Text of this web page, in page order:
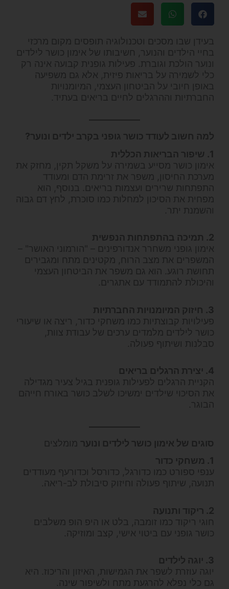
בעידן שבו מסכים וטכנולוגיה תופסים מקום מרכזי
בחיי הילדים והנוער, חשיבותו של אימון כושר לילדים
ונוער הולכת וגוברת. פעילות גופנית קבועה אינה רק
כלי לשמירה על בריאות פיזית, אלא גם משפיעה
באופן חיובי על הביטחון העצמי, המיומנויות
החברתיות וההרגלים לחיים בריאים בעתיד.
למה חשוב לעודד כושר גופני בקרב ילדים ונוער?
1. שיפור הבריאות הכללית
אימון כושר מסייע בשמירה על משקל תקין, מחזק את
מערכת החיסון, משפר את זרימת הדם ומעודד
התפתחות שרירים ועצמות בריאים. בנוסף, הוא
מפחית את הסיכון למחלות כמו סוכרת, לחץ דם גבוה
והשמנת יתר.
2. תמיכה בהתפתחות הנפשית
אימון גופני משחרר אנדורפינים – "הורמוני האושר" –
המשפרים את מצב הרוח, מקטינים מתח ומגבירים
תחושת רוגע. הוא גם משפר את הביטחון העצמי
והיכולת להתמודד עם אתגרים.
3. חיזוק המיומנויות החברתיות
פעילויות קבוצתיות כמו משחקי כדור, ריצה או שיעורי
כושר לילדים מלמדים ערכים של עבודת צוות,
סבלנות ושיתוף פעולה.
4. יצירת הרגלים בריאים
הקניית הרגלים לפעילות גופנית בגיל צעיר מגדילה
את הסיכוי שילדים ימשיכו לשלב כושר באורח חייהם
הבוגר.
סוגים של אימון כושר לילדים ונוער מומלצים
1. משחקי כדור
ענפי ספורט כמו כדורגל, כדורסל וכדורעף מעודדים
תנועה, שיתוף פעולה וחיזוק סיבולת לב-ריאה.
2. ריקוד ותנועה
חוגי ריקוד כמו זומבה, בלט או היפ הופ משלבים
כושר גופני עם ביטוי אישי, קצב ומוזיקה.
3. יוגה לילדים
יוגה עוזרת לשפר את הגמישות, האיזון והריכוז. היא
גם כלי נפלא להרגעת מתח ולשיפור שינה.